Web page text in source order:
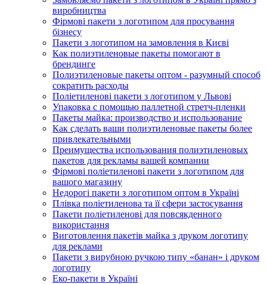
виробництва
Фірмові пакети з логотипом для просування
бізнесу
Пакети з логотипом на замовлення в Києві
Как полиэтиленовые пакеты помогают в
брендинге
Полиэтиленовые пакеты оптом - разумный способ
сократить расходы
Поліетиленові пакети з логотипом у Львові
Упаковка с помощью паллетной стретч-пленки
Пакеты майка: производство и использование
Как сделать ваши полиэтиленовые пакеты более
привлекательными
Преимущества использования полиэтиленовых
пакетов для рекламы вашей компании
Фірмові поліетиленові пакети з логотипом для
вашого магазину
Недорогі пакети з логотипом оптом в Україні
Плівка поліетиленова та її сфери застосування
Пакети поліетиленові для повсякденного
використання
Виготовлення пакетів майка з друком логотипу
для реклами
Пакети з вирубною ручкою типу «банан» і друком
логотипу
Еко-пакети в Україні